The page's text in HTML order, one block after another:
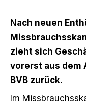
Nach neuen
zieht sich
vorerst aus dem
BVB zurück.
Im